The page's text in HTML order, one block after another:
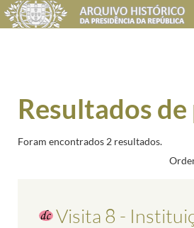
Resultados de
Foram encontrados 2 resultados.
Visita 8 -